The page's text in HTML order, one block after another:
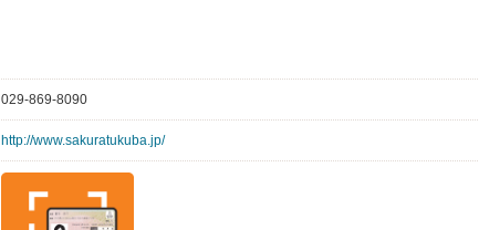
029-869-8090
http://www.sakuratukuba.jp/